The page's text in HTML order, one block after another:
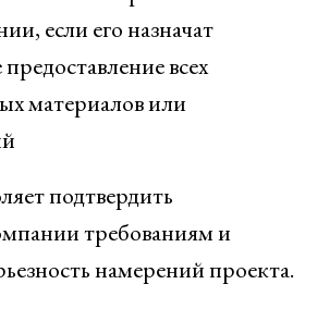
если его назначат
всех
материалов или
подтвердить
требованиям и
намерений проекта.